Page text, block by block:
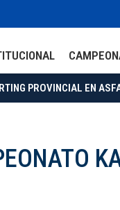
PROVINCIAL EN